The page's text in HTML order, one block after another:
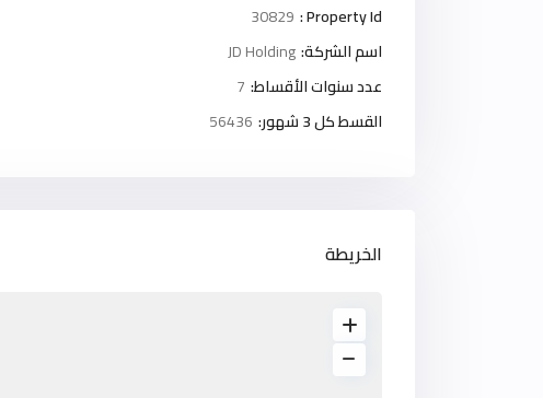
Property Id :
30829
اسم الشركة:JD Holding
عدد سنوات الأقساط: 7
القسط كل 3 شهور:
56436
الخريطة